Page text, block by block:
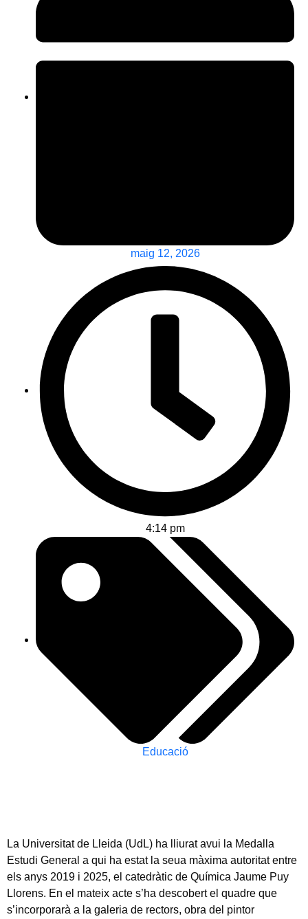
maig 12, 2026
4:14 pm
Educació
La Universitat de Lleida (UdL) ha lliurat avui la Medalla
Estudi General a qui ha estat la seua màxima autoritat entre
els anys 2019 i 2025, el catedràtic de Química Jaume Puy
Llorens. En el mateix acte s’ha descobert el quadre que
s’incorporarà a la galeria de rectors, obra del pintor